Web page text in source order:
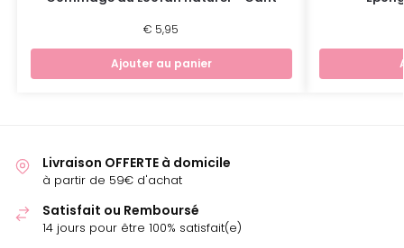
€ 5,95
Ajouter au panier
Livraison OFFERTE à domicile
à partir de 59€ d'achat
Satisfait ou Remboursé
14 jours pour être 100% satisfait(e)